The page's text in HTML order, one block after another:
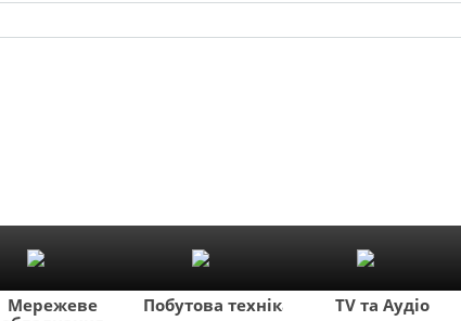
Мережеве
Побутова техніка TV та Аудіо